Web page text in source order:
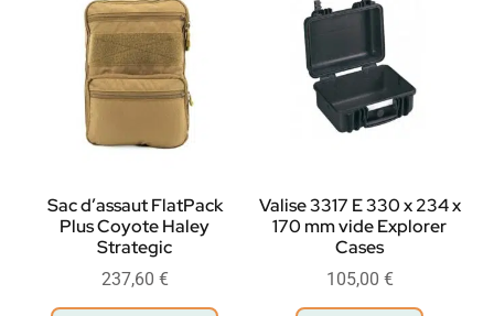
Sac d’assaut FlatPack
Plus Coyote Haley
Strategic
237,60 €
Valise 3317 E 330 x 234 x
170 mm vide Explorer
Cases
105,00 €